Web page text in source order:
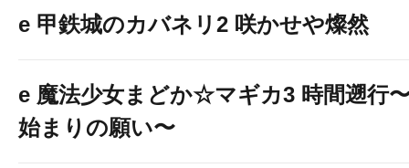
e 甲鉄城のカバネリ2 咲かせや燦然
e 魔法少女まどか☆マギカ3 時間遡行
始まりの願い〜